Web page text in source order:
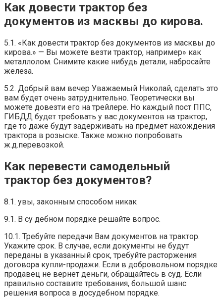
Как довести трактор без
документов из масквы до кирова.
5.1. «Как довести трактор без документов из масквы до
кирова.» — Вы можете везти трактор, например» как
металлолом. Снимите какие нибудь детали, набросайте
железа.
5.2. Добрый вам вечер Уважаемый Николай, сделать это
вам будет очень затруднительно. Теоретически вы
можете довезти его на трейлере. Но каждый пост ППС,
ГИБДД будет требовать у вас документов на трактор,
где то даже будут задерживать на предмет нахождения
трактора в розыске. Также можно попробовать
ж.д.перевозкой.
Как перевести самодельный
трактор без документов?
8.1. увы, законным способом никак
9.1. В су дебном порядке решайте вопрос.
10.1. Требуйте передачи Вам документов на трактор.
Укажите срок. В случае, если документы не будут
переданы в указанный срок, требуйте расторжения
договора купли-продажи. Если в добровольном порядке
продавец не вернет деньги, обращайтесь в суд. Если
правильно составите требования, большой шанс
решения вопроса в досудебном порядке.